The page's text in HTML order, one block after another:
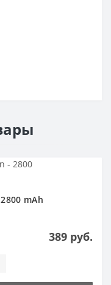
mAh
389 руб.